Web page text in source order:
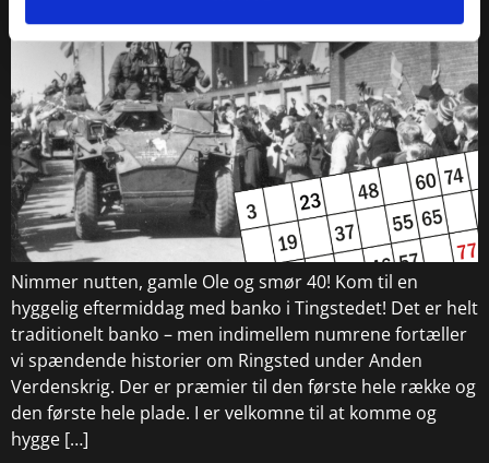
Nimmer nutten, gamle Ole og smør 40! Kom til en
hyggelig eftermiddag med banko i Tingstedet! Det er helt
traditionelt banko – men indimellem numrene fortæller
vi spændende historier om Ringsted under Anden
Verdenskrig. Der er præmier til den første hele række og
den første hele plade. I er velkomne til at komme og
hygge […]